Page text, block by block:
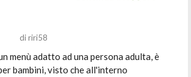
di riri58
menù adatto ad una persona adulta, è
bambini, visto che all'interno